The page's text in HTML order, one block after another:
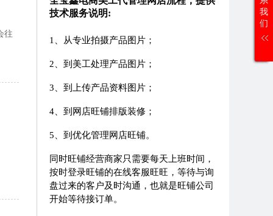
往
技术服务说明:
1、从专业拍摄产品图片；
2、到美工处理产品图片；
3、到上传产品资料图片；
4、到网店旺铺排版装修；
5、到优化管理网店旺铺。
同时旺铺经营商家只需要每天上班时间，
按时登录旺铺的在线客服旺旺，等待与询
盘过来的客户及时沟通，也就是旺铺公司
开始等待接订单。
我
们